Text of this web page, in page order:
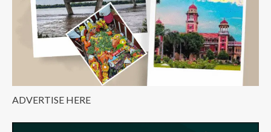
ADVERTISE HERE